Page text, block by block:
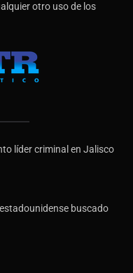
otro uso de los
líder criminal en Jalisco
buscado